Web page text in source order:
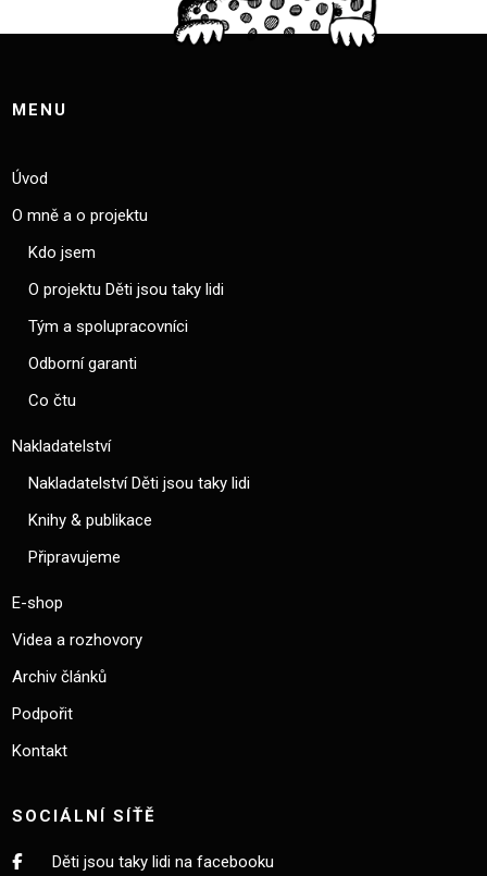
MENU
Úvod
O mně a o projektu
Kdo jsem
O projektu Děti jsou taky lidi
Tým a spolupracovníci
Odborní garanti
Co čtu
Nakladatelství
Nakladatelství Děti jsou taky lidi
Knihy & publikace
Připravujeme
E-shop
Videa a rozhovory
Archiv článků
Podpořit
Kontakt
SOCIÁLNÍ SÍŤĚ
Děti jsou taky lidi na facebooku